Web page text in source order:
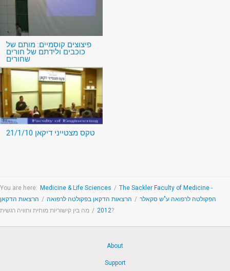
פיצוצים קוסמיים: מותם של
כוכבים ולידתם של חורים
שחורים
טקס מצטייני דיקאן 21/1/10
You are here: Medicine & Life Sciences / The Sackler Faculty of Medicine -
הפקולטה לרפואה ע"ש סקאלר / הרצאות הדקאן בפקולטה לרפואה / הרצאות הדקאן
2012
/ מה בין קישוריות מוחית וחוויה רגשית?
About
Support